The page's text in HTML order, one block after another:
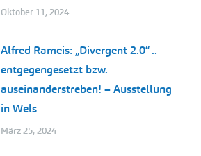
Oktober 11, 2024
Alfred Rameis: „Divergent 2.0“ ..
entgegengesetzt bzw.
auseinanderstreben! – Ausstellung
in Wels
März 25, 2024